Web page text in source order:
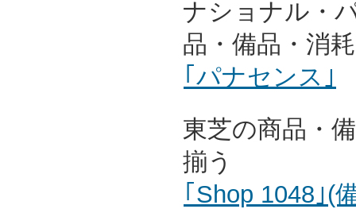
ナショナル・
品・備品・消
｢パナセンス｣
東芝の商品・
揃う
｢Shop 1048｣(